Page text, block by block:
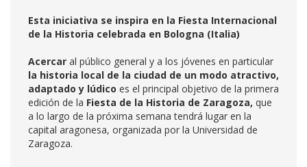
Esta iniciativa se inspira en la Fiesta Internacional
de la Historia celebrada en Bologna (Italia)
Acercar al público general y a los jóvenes en particular
la historia local de la ciudad de un modo atractivo,
adaptado y lúdico es el principal objetivo de la primera
edición de la Fiesta de la Historia de Zaragoza, que
a lo largo de la próxima semana tendrá lugar en la
capital aragonesa, organizada por la Universidad de
Zaragoza.